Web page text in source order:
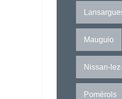
Mauguio
Nissan-
Pomérols